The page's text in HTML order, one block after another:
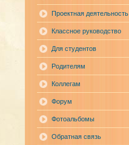
Проектная деятельность
Классное руководство
Для студентов
Родителям
Коллегам
Форум
Фотоальбомы
Обратная связь